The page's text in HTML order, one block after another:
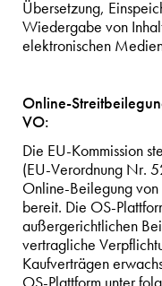
Übersetzung,
Wiedergabe von
elektronischen
Online-
VO:
Die EU-Kommission
(EU-Verordnung Nr.
Online-Beilegung von
bereit. Die OS-
außergerichtlichen
vertragliche
Kaufverträgen